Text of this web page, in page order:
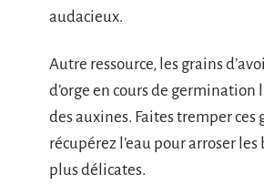
audacieux.
Autre ressource, les grains
d’orge en cours de germination
des auxines. Faites tremper ces
récupérez l’eau pour arroser
plus délicates.